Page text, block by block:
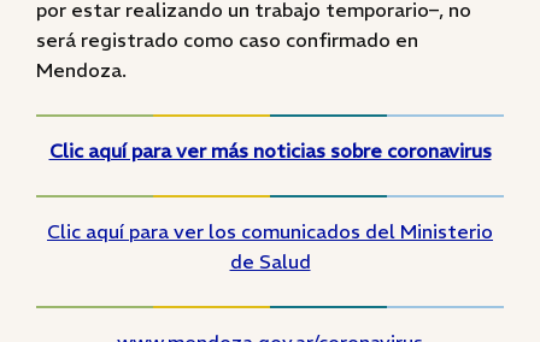
por estar realizando un trabajo temporario–, no
será registrado como caso confirmado en
Mendoza.
Clic aquí para ver más noticias sobre coronavirus
Clic aquí para ver los comunicados del Ministerio
de Salud